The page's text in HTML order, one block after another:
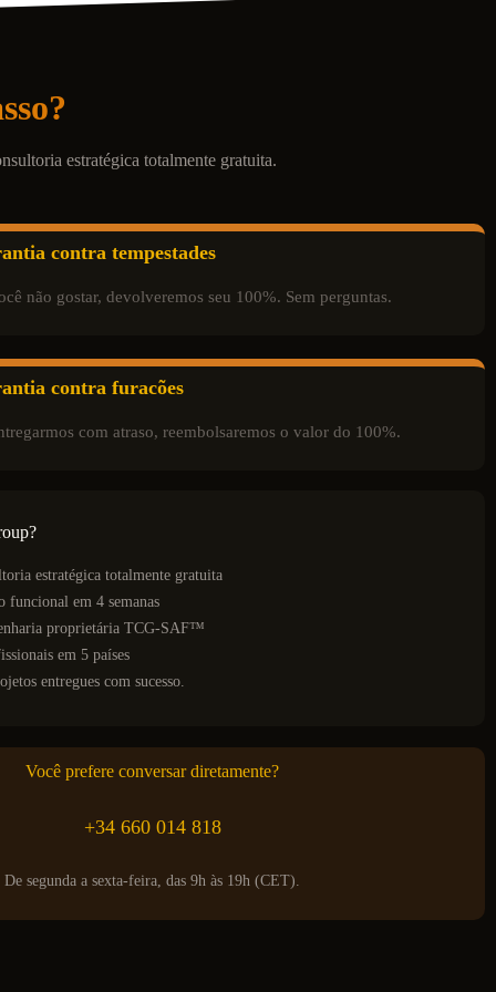
estratégica totalmente gratuita.
contra tempestades
não gostar, devolveremos seu 100%. Sem perguntas.
contra furacões
com atraso, reembolsaremos o valor do 100%.
estratégica totalmente gratuita
funcional em 4 semanas
proprietária TCG-SAF™
em 5 países
entregues com sucesso.
Você prefere conversar diretamente?
+34 660 014 818
De segunda a sexta-feira, das 9h às 19h (CET).